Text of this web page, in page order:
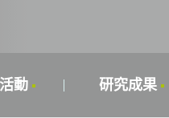
動 研究成果